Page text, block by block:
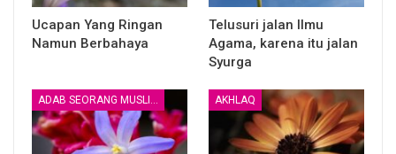
Penulis:Ustadz Imam Abu Abdillah
Artikel: http://almisk.or.id
Ucapan Yang Ringan
Namun Berbahaya
Telusuri jalan Ilmu
Agama, karena itu jalan
Syurga
ADAB SEORANG MUSLIM AKHLAQ